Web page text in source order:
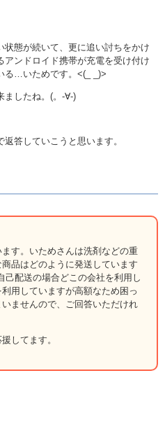
態が続いて、更に追い討ちをかけ
ンドロイド携帯が充電を受け付け
る…いためです。<(_ _)>
ましたね。(。-∀-)
答していこうと思います。
す。いためさんは洗剤などの重
品はどのように発送しています
己配送の場合どこの会社を利用し
用していますが高額なため困っ
ませんので、ご回答いただけれ
してます。